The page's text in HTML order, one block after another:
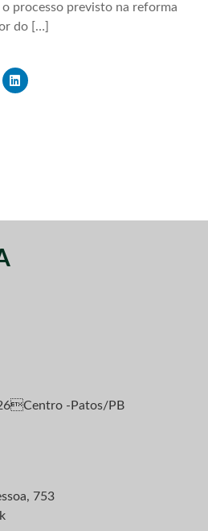
processo previsto na reforma
do […]
-Patos/PB
753